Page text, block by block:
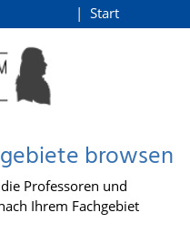
Start
browsen
Professoren und
Ihrem Fachgebiet